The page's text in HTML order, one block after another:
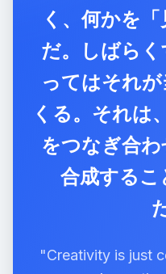
く、何かを
だ。しばら
ってはそれ
くる。それは
をつなぎ合
合成するこ
"Creativity is just